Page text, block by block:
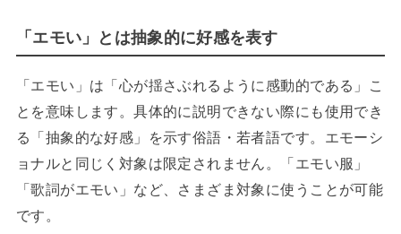
「エモい」とは抽象的に好感を表す
「エモい」は「心が揺さぶれるように感動的である」こ
とを意味します。具体的に説明できない際にも使用でき
る「抽象的な好感」を示す俗語・若者語です。エモーシ
ョナルと同じく対象は限定されません。「エモい服」
「歌詞がエモい」など、さまざま対象に使うことが可能
です。